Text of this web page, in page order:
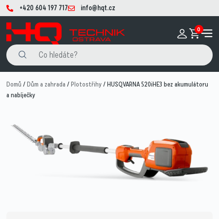
+420 604 197 717 info@hqt.cz
0
Domů /Dům a zahrada /Plotostřihy/ HUSQVARNA 520iHE3 bez akumulátoru
a nabíječky